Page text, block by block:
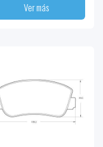
Ver más